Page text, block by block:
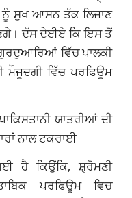
ਨੂੰ ਸੁਖ ਆਸਨ ਤੱਕ ਲਿਜਾਣ
ਦੱਸ ਦੇਈਏ ਕਿ ਇਸ ਤੋਂ
ਗੁਰਦੁਆਰਿਆਂ ਵਿੱਚ ਪਾਲਕੀ
ਵਿੱਚ ਪਰਫਿਊਮ
ਯਾਤਰੀਆਂ ਦੀ
ਨਾਲ ਟਕਰਾਈ
ਹੈ ਕਿਉਂਕਿ, ਸ਼੍ਰੋਮਣੀ
ਪਰਫਿਊਮ ਵਿਚ